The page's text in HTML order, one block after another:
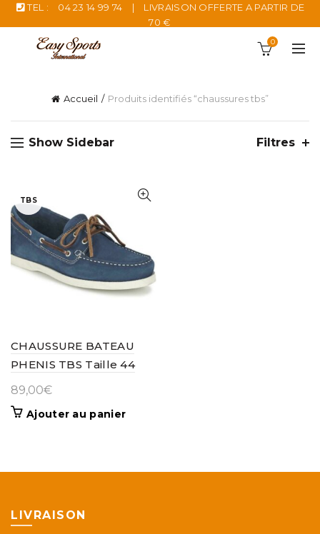
TEL : 04 23 14 99 74 |
LIVRAISON OFFERTE A PARTIR DE
70 €
0
Accueil Produits identifiés “chaussures tbs”
Show Sidebar Filtres
TBS
CHAUSSURE BATEAU
PHENIS TBS Taille 44
89,00€
Ajouter au panier
LIVRAISON